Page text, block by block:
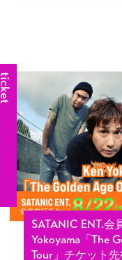
SATANIC ENT.会
Yokoyama「The
Tour」チケット
ticket